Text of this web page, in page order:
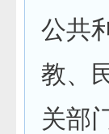
公共
教、
关部